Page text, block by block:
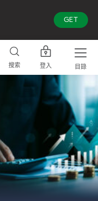
搜索 登入 目錄
GET